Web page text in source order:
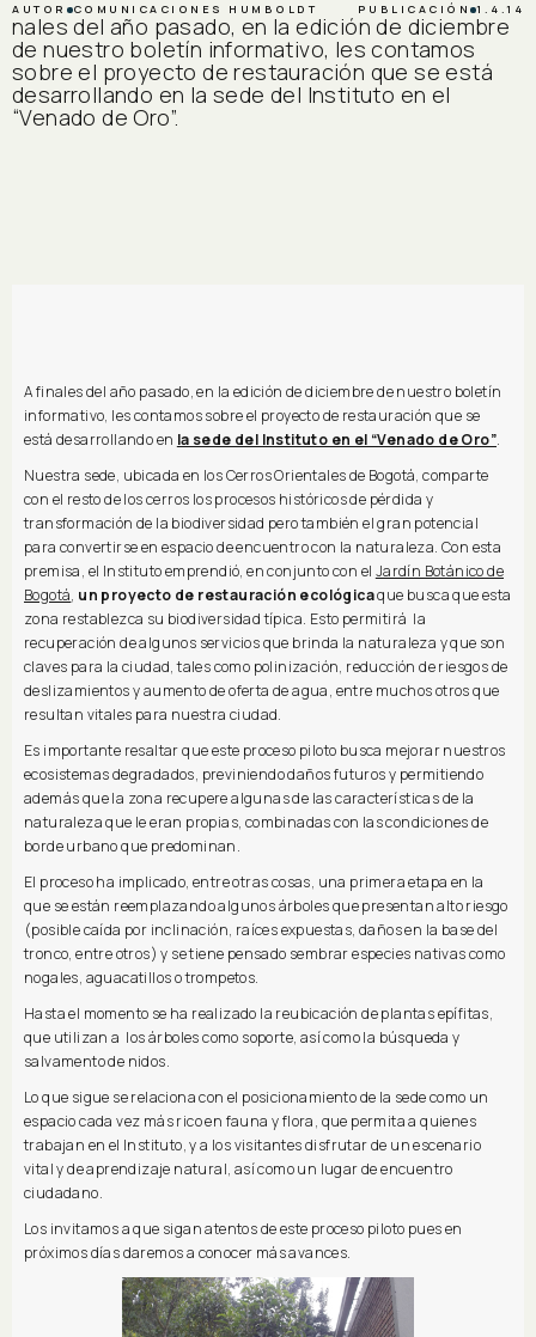
AUTOR COMUNICACIONES HUMBOLDT PUBLICACIÓN 1.4.14
nales del año pasado, en la edición de diciembre
de nuestro boletín informativo, les contamos
sobre el proyecto de restauración que se está
desarrollando en la sede del Instituto en el
“Venado de Oro”.
A finales del año pasado, en la edición de diciembre de nuestro boletín
informativo, les contamos sobre el proyecto de restauración que se
está desarrollando en la sede del Instituto en el “Venado de Oro”.
Nuestra sede, ubicada en los Cerros Orientales de Bogotá, comparte
con el resto de los cerros los procesos históricos de pérdida y
transformación de la biodiversidad pero también el gran potencial
para convertirse en espacio de encuentro con la naturaleza. Con esta
premisa, el Instituto emprendió, en conjunto con el Jardín Botánico de
Bogotá, un proyecto de restauración ecológicaque busca que esta
zona restablezca su biodiversidad típica. Esto permitirá la
recuperación de algunos servicios que brinda la naturaleza y que son
claves para la ciudad, tales como polinización, reducción de riesgos de
deslizamientos y aumento de oferta de agua, entre muchos otros que
resultan vitales para nuestra ciudad.
Es importante resaltar que este proceso piloto busca mejorar nuestros
ecosistemas degradados, previniendo daños futuros y permitiendo
además que la zona recupere algunas de las características de la
naturaleza que le eran propias, combinadas con las condiciones de
borde urbano que predominan.
El proceso ha implicado, entre otras cosas, una primera etapa en la
que se están reemplazando algunos árboles que presentan alto riesgo
(posible caída por inclinación, raíces expuestas, daños en la base del
tronco, entre otros) y se tiene pensado sembrar especies nativas como
nogales, aguacatillos o trompetos.
Hasta el momento se ha realizado la reubicación de plantas epífitas,
que utilizan a los árboles como soporte, así como la búsqueda y
salvamento de nidos.
Lo que sigue se relaciona con el posicionamiento de la sede como un
espacio cada vez más rico en fauna y flora, que permita a quienes
trabajan en el Instituto, y a los visitantes disfrutar de un escenario
vital y de aprendizaje natural, así como un lugar de encuentro
ciudadano.
Los invitamos a que sigan atentos de este proceso piloto pues en
próximos días daremos a conocer más avances.